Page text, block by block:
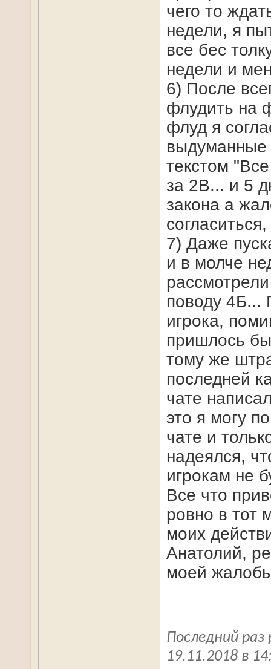
чего то
недели, я
все бес
недели и
6) После
флудить на
флуд я
выдуманные
текстом
за 2В... и 5
закона а
7) Даже
и в молче
поводу 4Б...
игрока,
пришлось
тому же
последней
чате
это я могу
чате и
надеялся,
игрокам не
Все что
ровно в тот
моих
Анатолий,
моей
Последний
19.11.2018 в